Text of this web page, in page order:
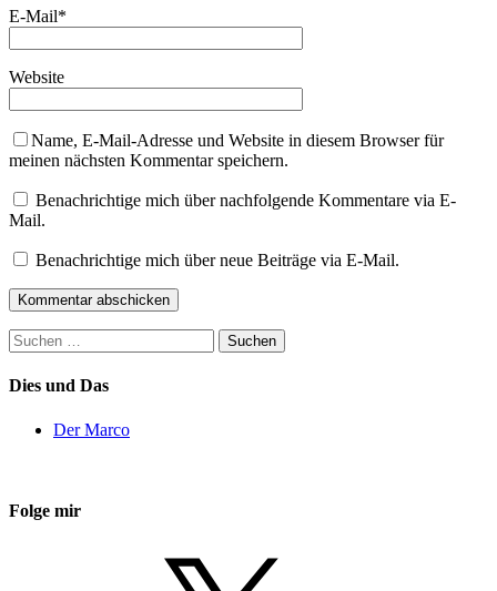
E-Mail*
Website
Name, E-Mail-Adresse und Website in diesem Browser für
meinen nächsten Kommentar speichern.
Benachrichtige mich über nachfolgende Kommentare via E-
Mail.
Benachrichtige mich über neue Beiträge via E-Mail.
Suchen
nach:
Dies und Das
Der Marco
Folge mir